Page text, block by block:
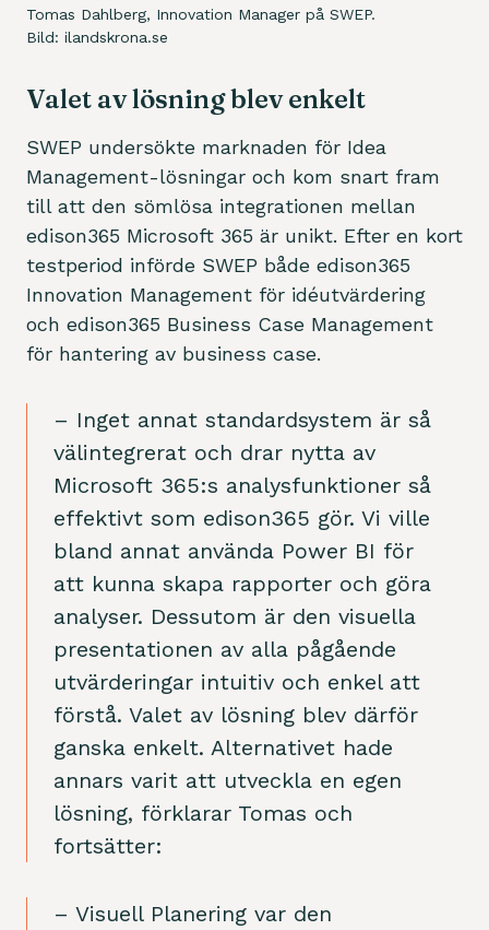
Tomas Dahlberg, Innovation Manager på SWEP.
Bild: ilandskrona.se
Valet av lösning blev enkelt
SWEP undersökte marknaden för Idea
Management-lösningar och kom snart fram
till att den sömlösa integrationen mellan
edison365 Microsoft 365 är unikt. Efter en kort
testperiod införde SWEP både edison365
Innovation Management för idéutvärdering
och edison365 Business Case Management
för hantering av business case.
– Inget annat standardsystem är så
välintegrerat och drar nytta av
Microsoft 365:s analysfunktioner så
effektivt som edison365 gör. Vi ville
bland annat använda Power BI för
att kunna skapa rapporter och göra
analyser. Dessutom är den visuella
presentationen av alla pågående
utvärderingar intuitiv och enkel att
förstå. Valet av lösning blev därför
ganska enkelt. Alternativet hade
annars varit att utveckla en egen
lösning, förklarar Tomas och
fortsätter:
– Visuell Planering var den